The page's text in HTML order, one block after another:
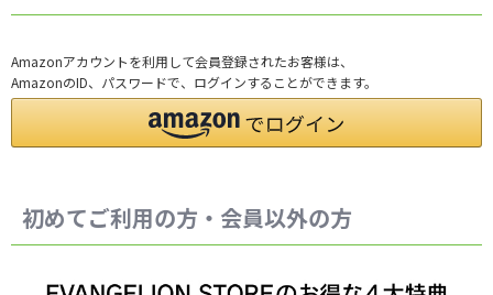
Amazonアカウントを利用して会員登録されたお客様は、
AmazonのID、パスワードで、ログインすることができます。
初めてご利用の方・会員以外の方